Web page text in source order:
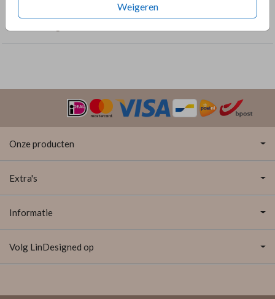
Weigeren
Onze producten
Extra's
Informatie
Volg LinDesigned op